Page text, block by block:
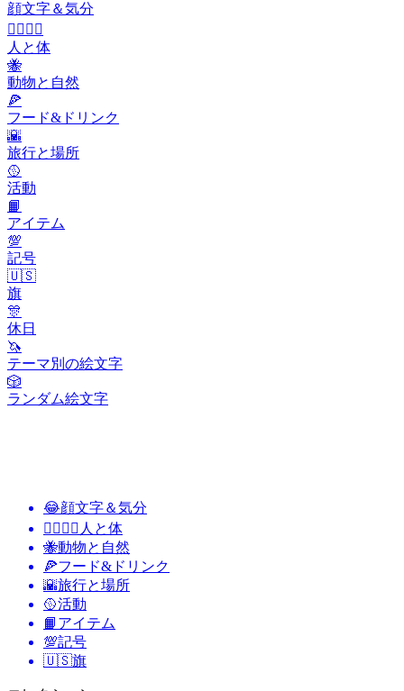
顔文字＆気分
👩‍❤️‍💋‍👨
人と体
🐝
動物と自然
🍕
フード&ドリンク
🌇
旅行と場所
🥎
活動
📙
アイテム
💯
記号
🇺🇸
旗
🎊
休日
🦄
テーマ別の絵文字
🎲
ランダム絵文字
😂顔文字＆気分
👩‍❤️‍💋‍👨 人と体
🐝動物と自然
🍕フード&ドリンク
🌇旅行と場所
🥎活動
📙 アイテム
💯記号
🇺🇸旗